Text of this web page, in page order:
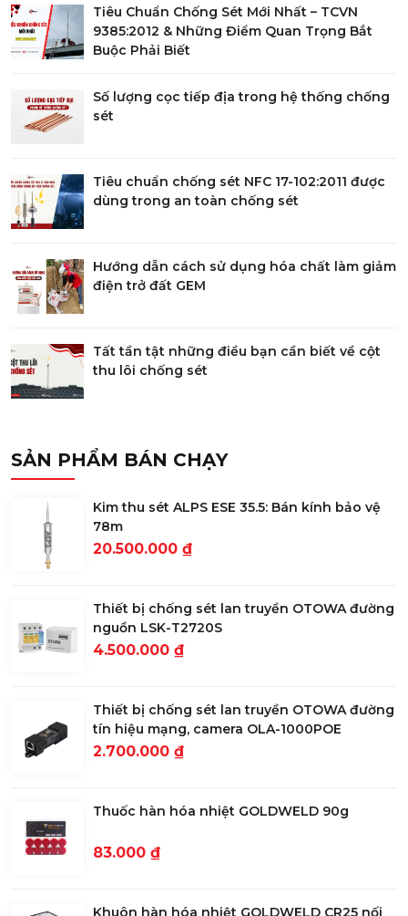
Tiêu Chuẩn Chống Sét Mới Nhất – TCVN
9385:2012 & Những Điểm Quan Trọng Bắt
Buộc Phải Biết
Số lượng cọc tiếp địa trong hệ thống chống
sét
Tiêu chuẩn chống sét NFC 17-102:2011 được
dùng trong an toàn chống sét
Hướng dẫn cách sử dụng hóa chất làm giảm
điện trở đất GEM
Tất tần tật những điều bạn cần biết về cột
thu lôi chống sét
SẢN PHẨM BÁN CHẠY
Kim thu sét ALPS ESE 35.5: Bán kính bảo vệ
78m
20.500.000 ₫
Thiết bị chống sét lan truyền OTOWA đường
nguồn LSK-T2720S
4.500.000 ₫
Thiết bị chống sét lan truyền OTOWA đường
tín hiệu mạng, camera OLA-1000POE
2.700.000 ₫
Thuốc hàn hóa nhiệt GOLDWELD 90g
83.000 ₫
Khuôn hàn hóa nhiệt GOLDWELD CR25 nối